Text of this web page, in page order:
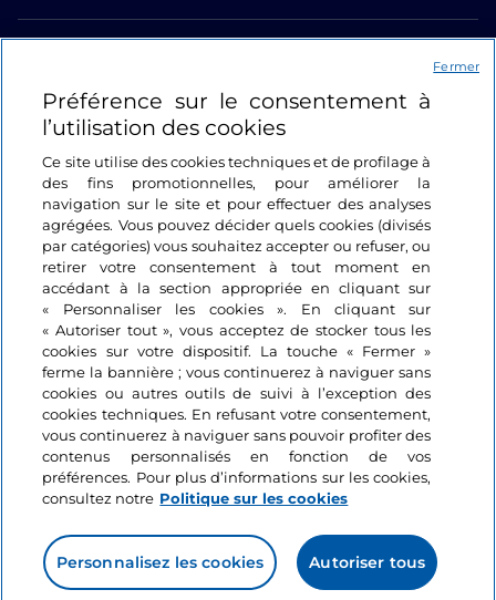
Se connecter
Suivez-nous
Préférence sur le consentement à
l’utilisation des cookies
Ce site utilise des cookies techniques et de profilage à
des fins promotionnelles, pour améliorer la
navigation sur le site et pour effectuer des analyses
agrégées. Vous pouvez décider quels cookies (divisés
par catégories) vous souhaitez accepter ou refuser, ou
retirer votre consentement à tout moment en
accédant à la section appropriée en cliquant sur
« Personnaliser les cookies ». En cliquant sur
« Autoriser tout », vous acceptez de stocker tous les
cookies sur votre dispositif. La touche « Fermer »
ferme la bannière ; vous continuerez à naviguer sans
cookies ou autres outils de suivi à l’exception des
cookies techniques. En refusant votre consentement,
vous continuerez à naviguer sans pouvoir profiter des
contenus personnalisés en fonction de vos
préférences. Pour plus d’informations sur les cookies,
consultez notre Politique sur les cookies
Personnalisez les cookies Autoriser tous
Fermer